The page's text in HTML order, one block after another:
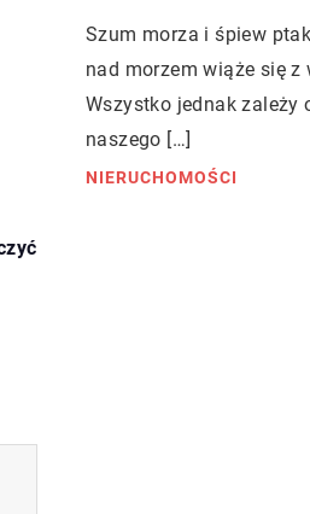
Szum morza i śpiew
nad morzem wiąże się
Wszystko jednak zależy
naszego […]
NIERUCHOMOŚCI